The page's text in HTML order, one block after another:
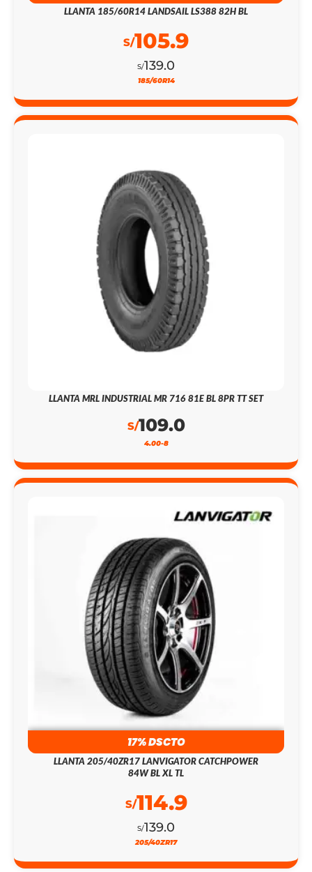
LLANTA 185/60R14 LANDSAIL LS388 82H BL
S/139.0
S/105.9
185/60R14
LLANTA MRL INDUSTRIAL MR 716 81E BL 8PR TT SET
S/109.0
4.00-8
17% DSCTO
LLANTA 205/40ZR17 LANVIGATOR CATCHPOWER
84W BL XL TL
S/139.0
S/114.9
205/40ZR17